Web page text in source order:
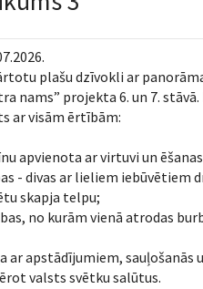
plašu dzīvokli ar
nams” projekta 6. un 7.
ar visām ērtībām:
apvienota ar virtuvi un
- divas ar lieliem iebūvētiem
skapja telpu;
no kurām vienā atrodas
ar apstādījumiem, sauļošanās
valsts svētku salūtus.